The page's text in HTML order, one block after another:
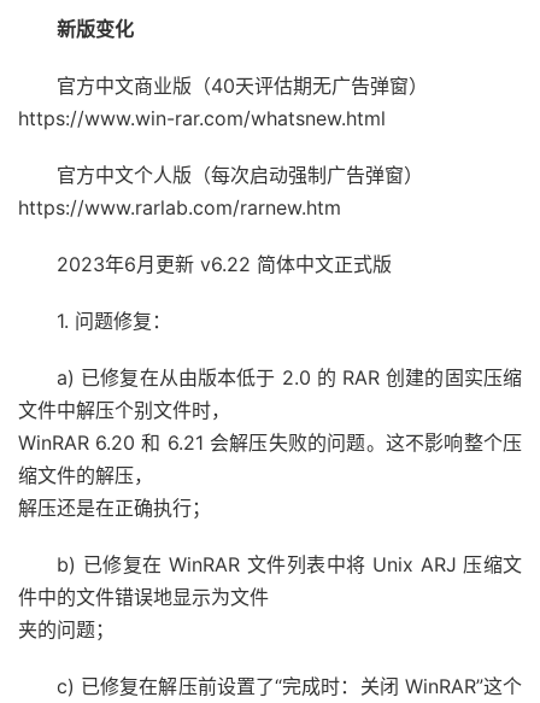
新版变化
官方中文商业版（40天评估期无广告弹窗）
https://www.win-rar.com/whatsnew.html
官方中文个人版（每次启动强制广告弹窗）
https://www.rarlab.com/rarnew.htm
2023年6月更新 v6.22 简体中文正式版
1. 问题修复：
a) 已修复在从由版本低于 2.0 的 RAR 创建的固实压缩
文件中解压个别文件时，
WinRAR 6.20 和 6.21 会解压失败的问题。这不影响整个压
缩文件的解压，
解压还是在正确执行；
b) 已修复在 WinRAR 文件列表中将 Unix ARJ 压缩文
件中的文件错误地显示为文件
夹的问题；
c) 已修复在解压前设置了“完成时：关闭 WinRAR”这个